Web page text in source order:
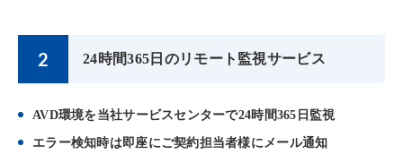
24時間365日のリモート監視サービス
AVD環境を当社サービスセンターで24時間365日監視
エラー検知時は即座にご契約担当者様にメール通知